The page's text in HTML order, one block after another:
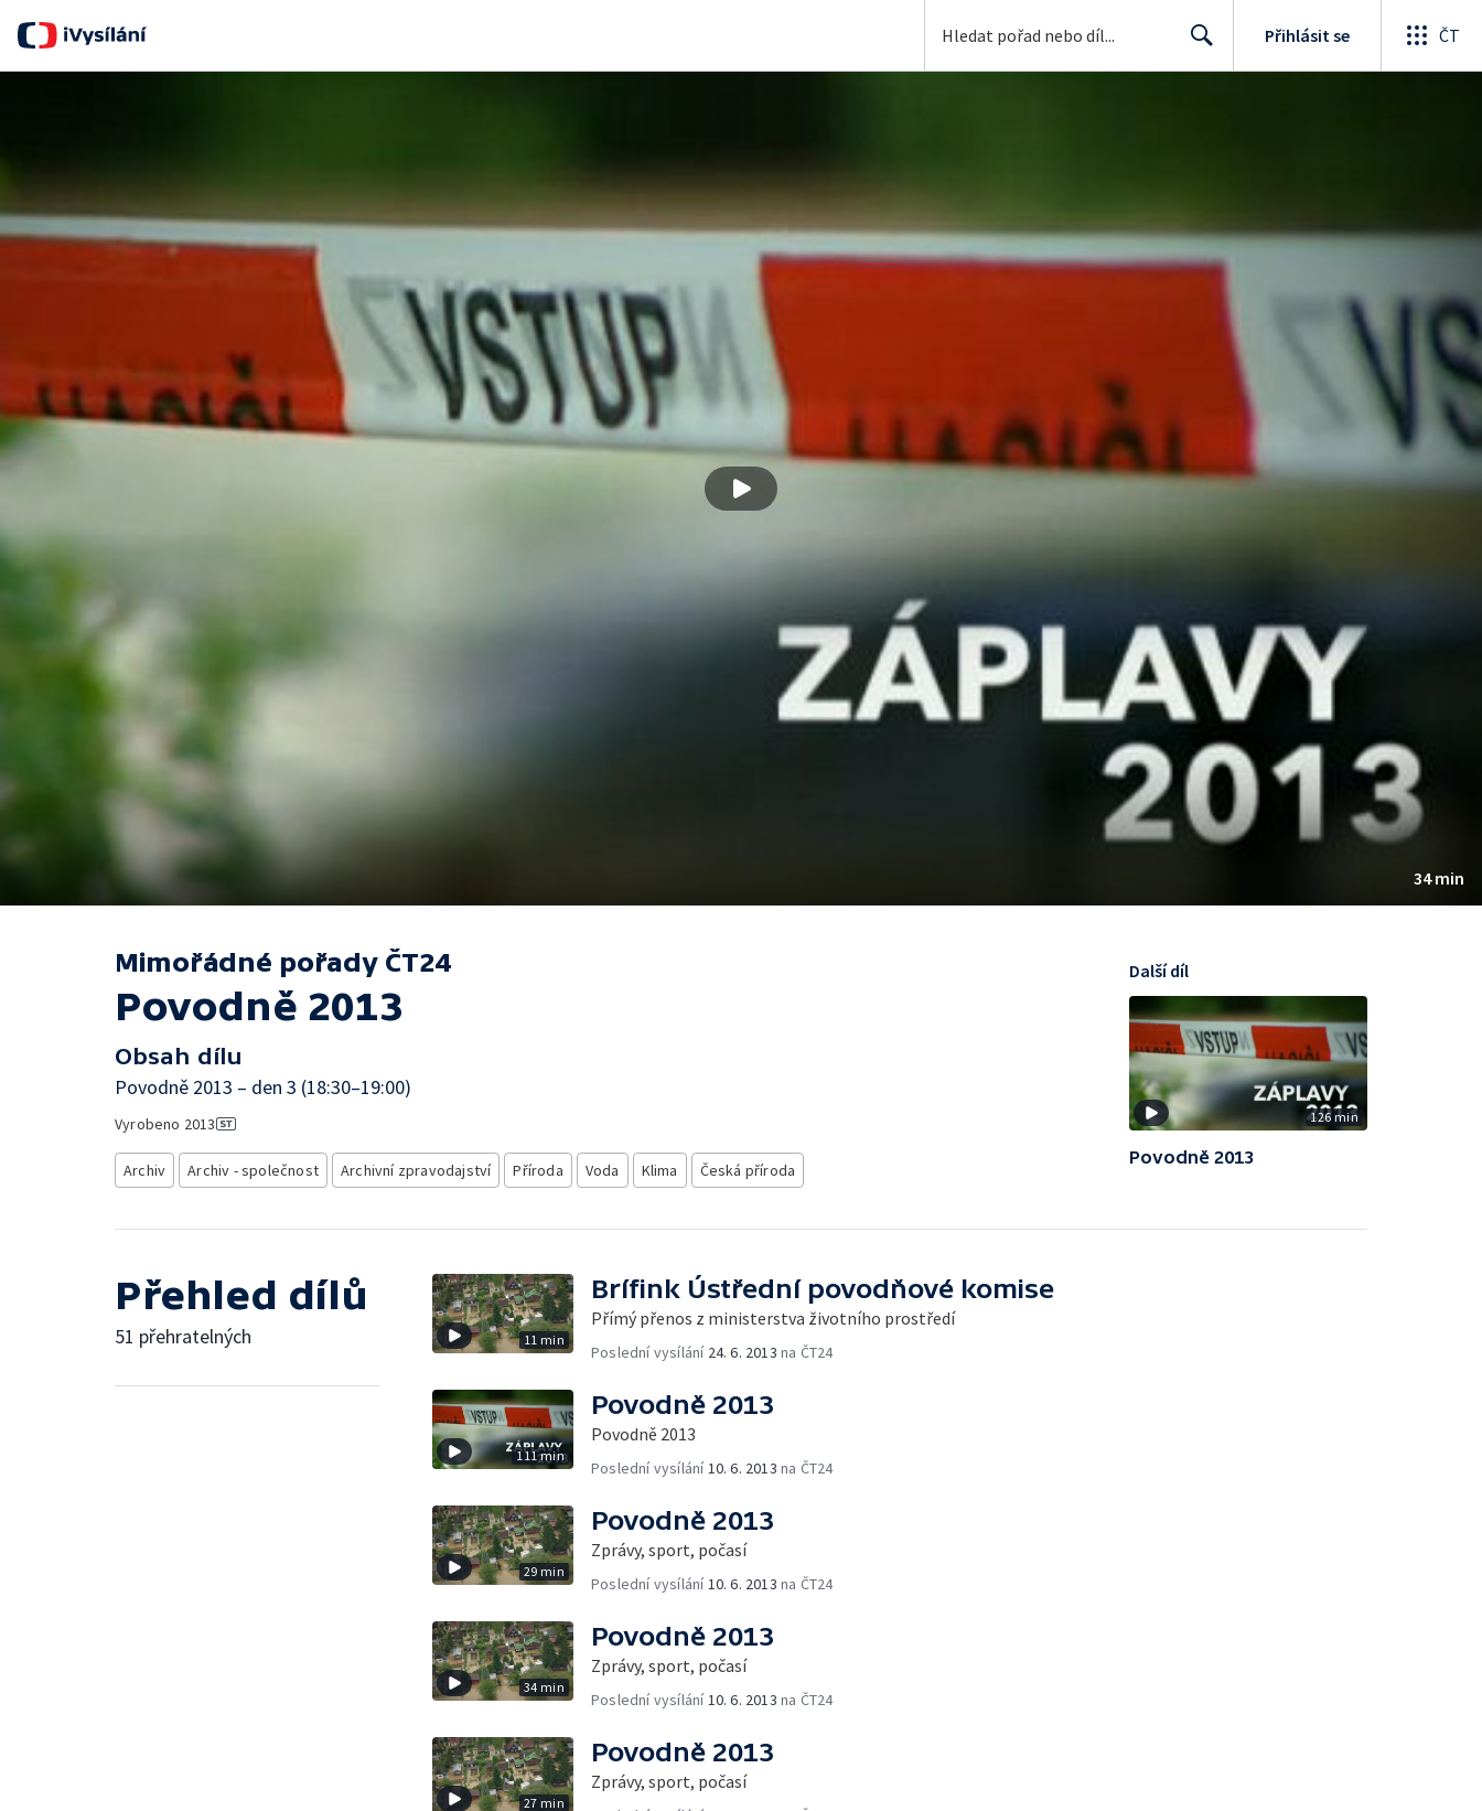
Přihlásit se ČT
34 min
Mimořádné pořady ČT24
Povodně 2013
Obsah dílu
Povodně 2013 – den 3 (18:30–19:00)
Vyrobeno 2013
Archiv Archiv - společnost Archivní zpravodajství Příroda Voda Klima Česká příroda
126 min
Další díl
Povodně 2013
Přehled dílů
51 přehratelných 11 min
Brífink Ústřední povodňové komise
Přímý přenos z ministerstva životního prostředí
Poslední vysílání 24. 6. 2013 na ČT24
111 min
Povodně 2013
Povodně 2013
Poslední vysílání 10. 6. 2013 na ČT24
29 min
Povodně 2013
Zprávy, sport, počasí
Poslední vysílání 10. 6. 2013 na ČT24
34 min
Povodně 2013
Zprávy, sport, počasí
Poslední vysílání 10. 6. 2013 na ČT24
27 min
Povodně 2013
Zprávy, sport, počasí